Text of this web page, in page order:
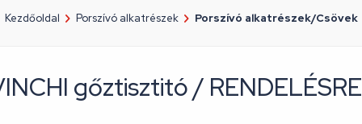
Kezdőoldal Porszívó alkatrészek Porszívó alkatrészek/Csövek
gőztisztitó / RENDELÉSRE